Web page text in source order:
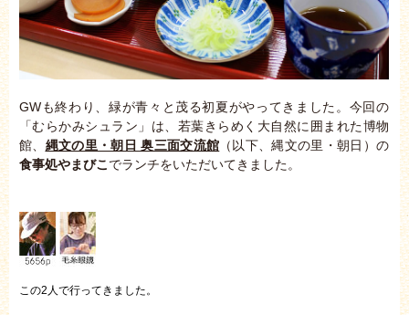
GWも終わり、緑が青々と茂る初夏がやってきました。今回の
「むらかみシュラン」は、若葉きらめく大自然に囲まれた博物
館、 縄文の里・朝日 奥三面交流館 （以下、縄文の里・朝日）の
食事処やまびこでランチをいただいてきました。
この2人で行ってきました。